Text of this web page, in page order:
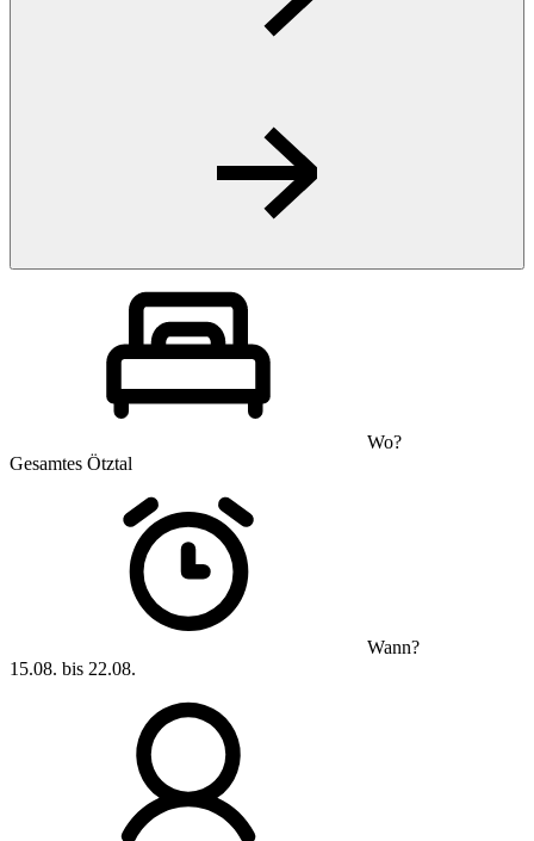
Wo?
Gesamtes Ötztal
Wann?
15.08. bis 22.08.